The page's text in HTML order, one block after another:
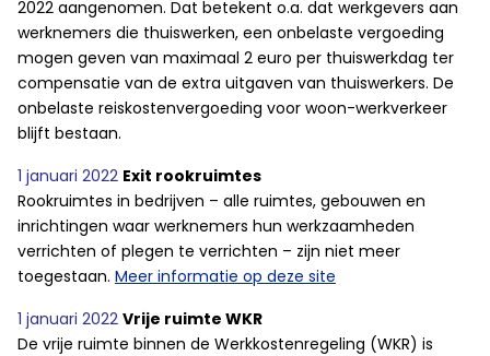
2022 aangenomen. Dat betekent o.a. dat werkgevers aan
werknemers die thuiswerken, een onbelaste vergoeding
mogen geven van maximaal 2 euro per thuiswerkdag ter
compensatie van de extra uitgaven van thuiswerkers. De
onbelaste reiskostenvergoeding voor woon-werkverkeer
blijft bestaan.
1 januari 2022 Exit rookruimtes
Rookruimtes in bedrijven – alle ruimtes, gebouwen en
inrichtingen waar werknemers hun werkzaamheden
verrichten of plegen te verrichten – zijn niet meer
toegestaan. Meer informatie op deze site
1 januari 2022 Vrije ruimte WKR
De vrije ruimte binnen de Werkkostenregeling (WKR) is